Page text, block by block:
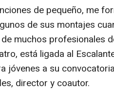
de pequeño, me
de sus montajes
muchos profesionales
está ligada al
jóvenes a su
director y coautor.